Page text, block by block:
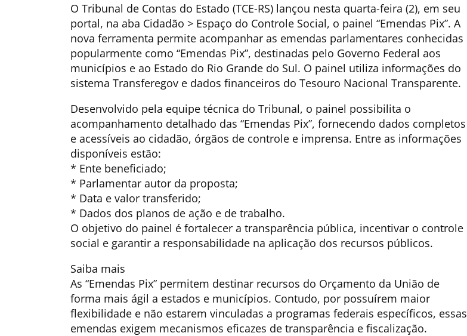
O Tribunal de Contas do Estado (TCE-RS) lançou nesta quarta-feira (2), em seu
portal, na aba Cidadão > Espaço do Controle Social, o painel “Emendas Pix”. A
nova ferramenta permite acompanhar as emendas parlamentares conhecidas
popularmente como “Emendas Pix”, destinadas pelo Governo Federal aos
municípios e ao Estado do Rio Grande do Sul. O painel utiliza informações do
sistema Transferegov e dados financeiros do Tesouro Nacional Transparente.
Desenvolvido pela equipe técnica do Tribunal, o painel possibilita o
acompanhamento detalhado das “Emendas Pix”, fornecendo dados completos
e acessíveis ao cidadão, órgãos de controle e imprensa. Entre as informações
disponíveis estão:
* Ente beneficiado;
* Parlamentar autor da proposta;
* Data e valor transferido;
* Dados dos planos de ação e de trabalho.
O objetivo do painel é fortalecer a transparência pública, incentivar o controle
social e garantir a responsabilidade na aplicação dos recursos públicos.
Saiba mais
As “Emendas Pix” permitem destinar recursos do Orçamento da União de
forma mais ágil a estados e municípios. Contudo, por possuírem maior
flexibilidade e não estarem vinculadas a programas federais específicos, essas
emendas exigem mecanismos eficazes de transparência e fiscalização.